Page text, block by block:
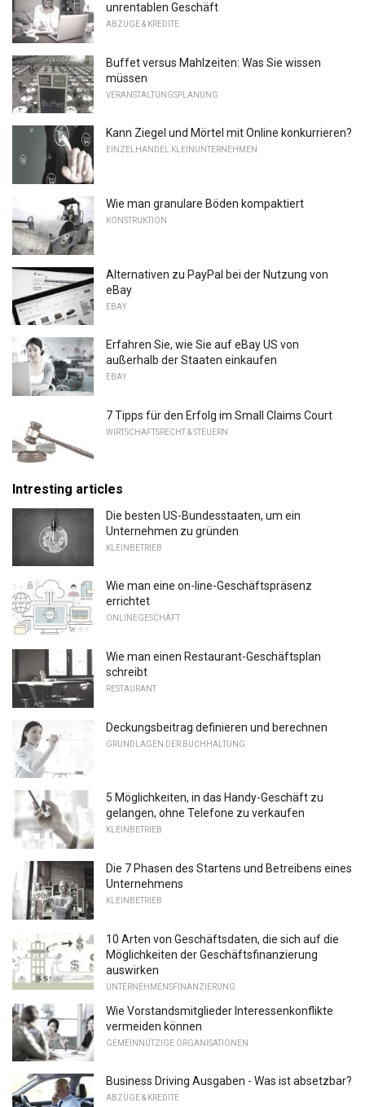
unrentablen Geschäft
ABZÜGE & KREDITE
Buffet versus Mahlzeiten: Was Sie wissen
müssen
VERANSTALTUNGSPLANUNG
Kann Ziegel und Mörtel mit Online konkurrieren?
EINZELHANDEL KLEINUNTERNEHMEN
Wie man granulare Böden kompaktiert
KONSTRUKTION
Alternativen zu PayPal bei der Nutzung von
eBay
EBAY
Erfahren Sie, wie Sie auf eBay US von
außerhalb der Staaten einkaufen
EBAY
7 Tipps für den Erfolg im Small Claims Court
WIRTSCHAFTSRECHT & STEUERN
Intresting articles
Die besten US-Bundesstaaten, um ein
Unternehmen zu gründen
KLEINBETRIEB
Wie man eine on-line-Geschäftspräsenz
errichtet
ONLINEGESCHÄFT
Wie man einen Restaurant-Geschäftsplan
schreibt
RESTAURANT
Deckungsbeitrag definieren und berechnen
GRUNDLAGEN DER BUCHHALTUNG
5 Möglichkeiten, in das Handy-Geschäft zu
gelangen, ohne Telefone zu verkaufen
KLEINBETRIEB
Die 7 Phasen des Startens und Betreibens eines
Unternehmens
KLEINBETRIEB
10 Arten von Geschäftsdaten, die sich auf die
Möglichkeiten der Geschäftsfinanzierung
auswirken
UNTERNEHMENSFINANZIERUNG
Wie Vorstandsmitglieder Interessenkonflikte
vermeiden können
GEMEINNÜTZIGE ORGANISATIONEN
Business Driving Ausgaben - Was ist absetzbar?
ABZÜGE & KREDITE